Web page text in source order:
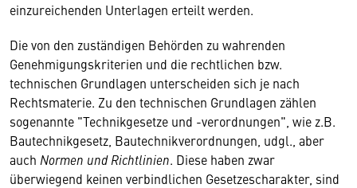
einzureichenden Unterlagen erteilt werden.
Die von den zuständigen Behörden zu wahrenden
Genehmigungskriterien und die rechtlichen bzw.
technischen Grundlagen unterscheiden sich je nach
Rechtsmaterie. Zu den technischen Grundlagen zählen
sogenannte "Technikgesetze und -verordnungen", wie z.B.
Bautechnikgesetz, Bautechnikverordnungen, udgl., aber
auch Normen und Richtlinien. Diese haben zwar
überwiegend keinen verbindlichen Gesetzescharakter, sind